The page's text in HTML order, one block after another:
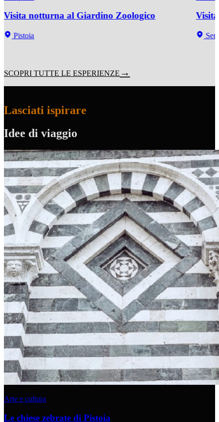
Visita notturna al Giardino Zoologico
Pistoia
SCOPRI TUTTE LE ESPERIENZE
Lasciati ispirare
Idee di viaggio
Arte e cultura
Le chiese zebrate di Pistoia